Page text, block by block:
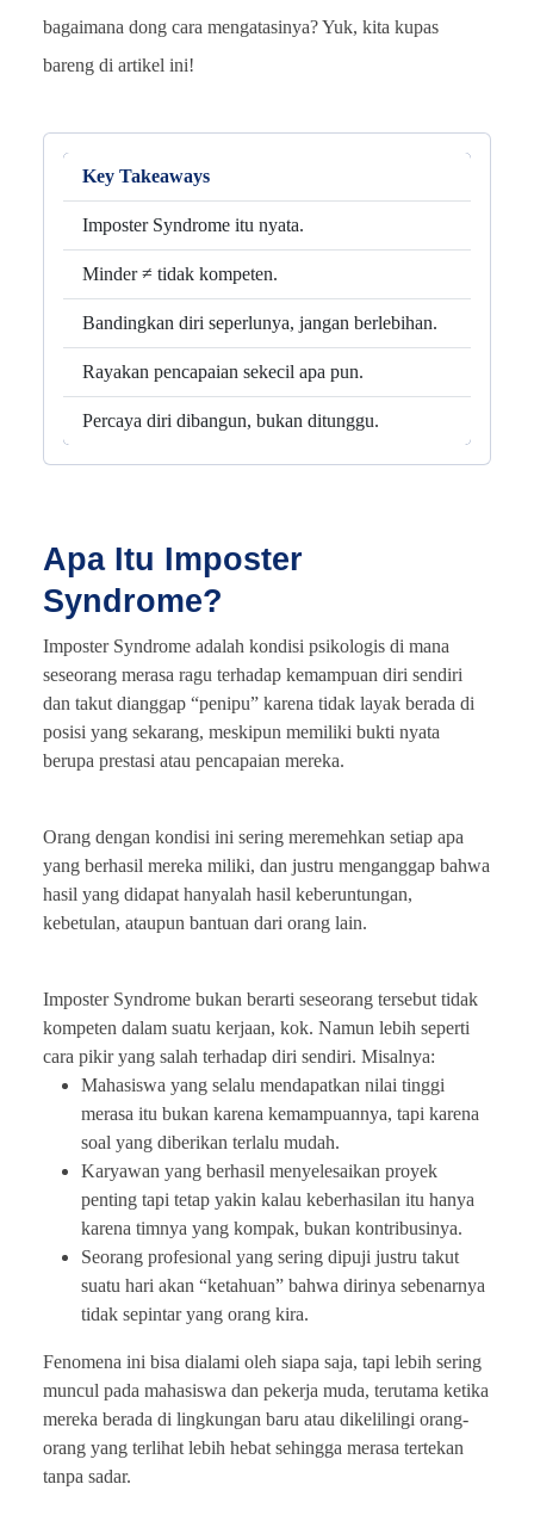
bagaimana dong cara mengatasinya? Yuk, kita kupas
bareng di artikel ini!
Key Takeaways
Imposter Syndrome itu nyata.
Minder ≠ tidak kompeten.
Bandingkan diri seperlunya, jangan berlebihan.
Rayakan pencapaian sekecil apa pun.
Percaya diri dibangun, bukan ditunggu.
Apa Itu Imposter
Syndrome?
Imposter Syndrome adalah kondisi psikologis di mana
seseorang merasa ragu terhadap kemampuan diri sendiri
dan takut dianggap “penipu” karena tidak layak berada di
posisi yang sekarang, meskipun memiliki bukti nyata
berupa prestasi atau pencapaian mereka.
Orang dengan kondisi ini sering meremehkan setiap apa
yang berhasil mereka miliki, dan justru menganggap bahwa
hasil yang didapat hanyalah hasil keberuntungan,
kebetulan, ataupun bantuan dari orang lain.
Imposter Syndrome bukan berarti seseorang tersebut tidak
kompeten dalam suatu kerjaan, kok. Namun lebih seperti
cara pikir yang salah terhadap diri sendiri. Misalnya:
Mahasiswa yang selalu mendapatkan nilai tinggi
merasa itu bukan karena kemampuannya, tapi karena
soal yang diberikan terlalu mudah.
Karyawan yang berhasil menyelesaikan proyek
penting tapi tetap yakin kalau keberhasilan itu hanya
karena timnya yang kompak, bukan kontribusinya.
Seorang profesional yang sering dipuji justru takut
suatu hari akan “ketahuan” bahwa dirinya sebenarnya
tidak sepintar yang orang kira.
Fenomena ini bisa dialami oleh siapa saja, tapi lebih sering
muncul pada mahasiswa dan pekerja muda, terutama ketika
mereka berada di lingkungan baru atau dikelilingi orang-
orang yang terlihat lebih hebat sehingga merasa tertekan
tanpa sadar.